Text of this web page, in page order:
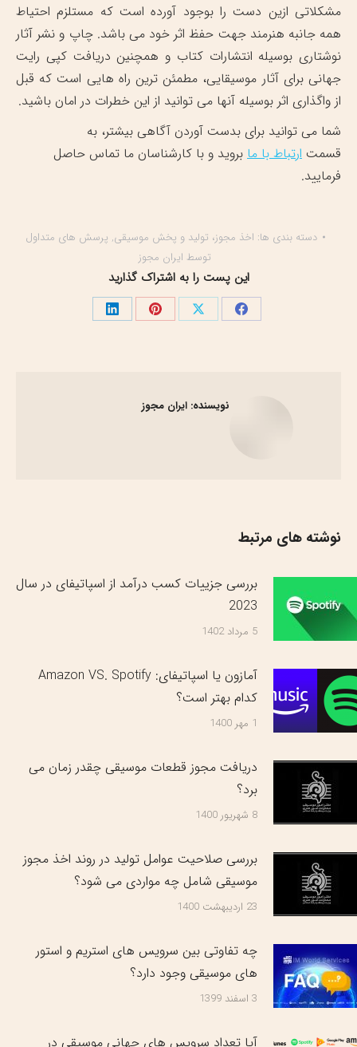
مشکلاتی ازین دست را بوجود آورده است که مستلزم احتیاط
همه جانبه هنرمند جهت حفظ اثر خود می باشد. چاپ و نشر آثار
نوشتاری بوسیله انتشارات کتاب و همچنین دریافت کپی رایت
جهانی برای آثار موسیقایی، مطمئن ترین راه هایی است که قبل
از واگذاری اثر بوسیله آنها می توانید از این خطرات در امان باشید.
شما می توانید برای بدست آوردن آگاهی بیشتر، به
قسمت ارتباط با ما بروید و با کارشناسان ما تماس حاصل
فرمایید.
دسته بندی ها: اخذ مجوز، تولید و پخش موسیقی, پرسش های متداول
توسط ایران مجوز
این پست را به اشتراک گذارید
اشتراک اشتراک اشتراک اشتراک
نویسنده: ایران مجوز
نوشته های مرتبط
بررسی جزییات کسب درآمد از اسپاتیفای در سال
2023
5 مرداد 1402
آمازون یا اسپاتیفای: Amazon VS. Spotify
کدام بهتر است؟
1 مهر 1400
دریافت مجوز قطعات موسیقی چقدر زمان می
برد؟
8 شهریور 1400
بررسی صلاحیت عوامل تولید در روند اخذ مجوز
موسیقی شامل چه مواردی می شود؟
23 اردیبهشت 1400
چه تفاوتی بین سرویس های استریم و استور
های موسیقی وجود دارد؟
3 اسفند 1399
آیا تعداد سرویس های جهانی موسیقی در